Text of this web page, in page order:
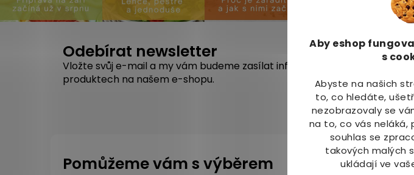
Aby eshop
s
Abyste na našich
to, co hledáte,
nezobrazovaly se
na to, co vás neláká,
souhlas se
takových malých
ukládají ve
Odebírat newsletter
Vložte svůj e-mail a my vám budeme zasílat informace o nových
produktech na našem e-shopu.
Pomůžeme vám s výběrem
+420 736